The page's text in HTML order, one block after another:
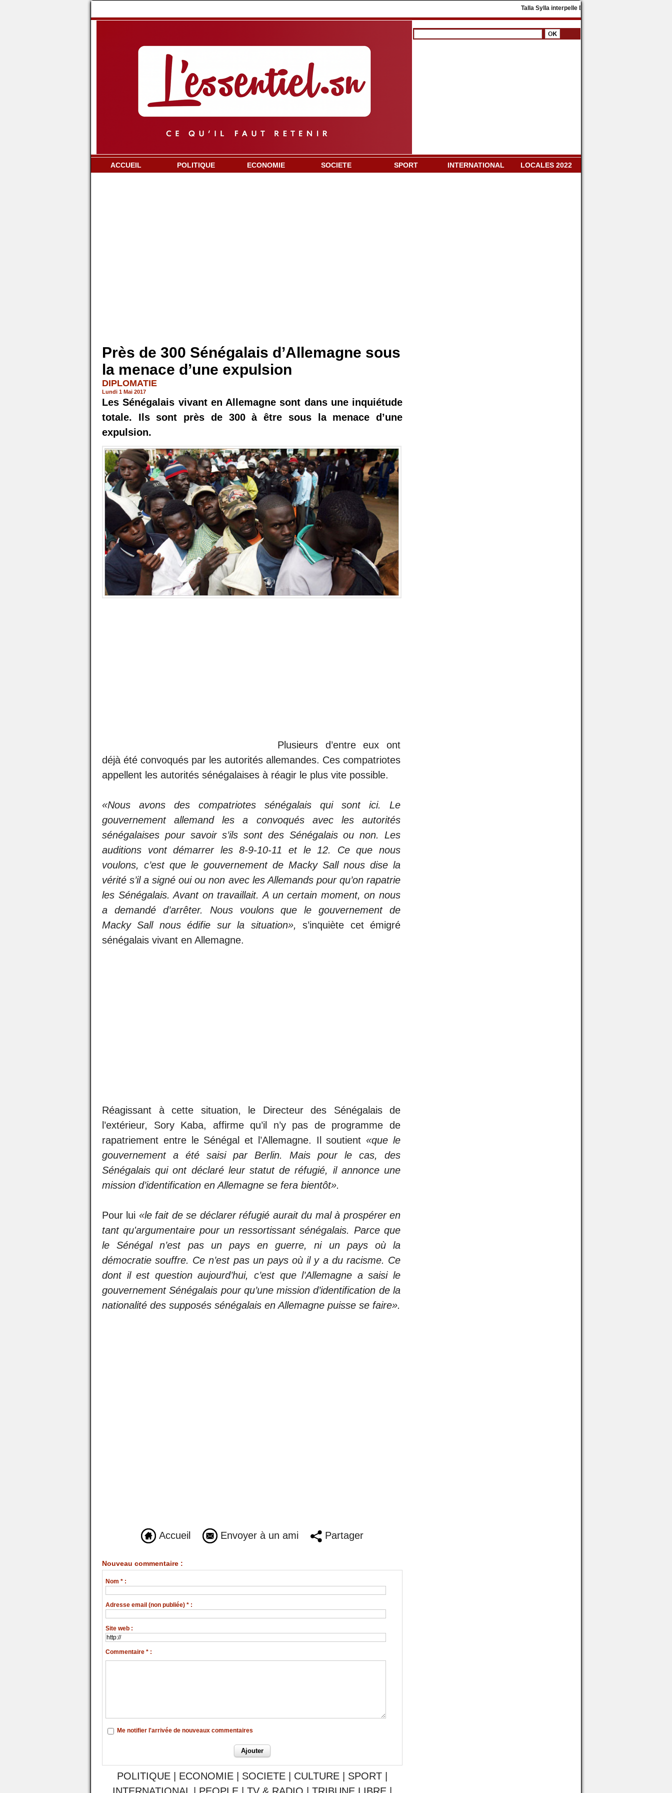
​Talla Sylla interpelle Diomaye Faye : « Il faut dissoudre
ACCUEIL POLITIQUE ECONOMIE SOCIETE SPORT INTERNATIONAL LOCALES 2022
Près de 300 Sénégalais d’Allemagne sous
la menace d’une expulsion
DIPLOMATIE
Lundi 1 Mai 2017
Les Sénégalais vivant en Allemagne sont dans une inquiétude
totale. Ils sont près de 300 à être sous la menace d’une
expulsion.
Plusieurs d’entre eux ont
déjà été convoqués par les autorités allemandes. Ces compatriotes
appellent les autorités sénégalaises à réagir le plus vite possible.
«Nous avons des compatriotes sénégalais qui sont ici. Le
gouvernement allemand les a convoqués avec les autorités
sénégalaises pour savoir s’ils sont des Sénégalais ou non. Les
auditions vont démarrer les 8-9-10-11 et le 12. Ce que nous
voulons, c’est que le gouvernement de Macky Sall nous dise la
vérité s’il a signé oui ou non avec les Allemands pour qu’on rapatrie
les Sénégalais. Avant on travaillait. A un certain moment, on nous
a demandé d’arrêter. Nous voulons que le gouvernement de
Macky Sall nous édifie sur la situation», s’inquiète cet émigré
sénégalais vivant en Allemagne.
Réagissant à cette situation, le Directeur des Sénégalais de
l’extérieur, Sory Kaba, affirme qu’il n’y pas de programme de
rapatriement entre le Sénégal et l’Allemagne. Il soutient«que le
gouvernement a été saisi par Berlin. Mais pour le cas, des
Sénégalais qui ont déclaré leur statut de réfugié, il annonce une
mission d’identification en Allemagne se fera bientôt».
Pour lui «le fait de se déclarer réfugié aurait du mal à prospérer en
tant qu'argumentaire pour un ressortissant sénégalais. Parce que
le Sénégal n’est pas un pays en guerre, ni un pays où la
démocratie souffre. Ce n’est pas un pays où il y a du racisme. Ce
dont il est question aujourd’hui, c’est que l’Allemagne a saisi le
gouvernement Sénégalais pour qu’une mission d’identification de la
nationalité des supposés sénégalais en Allemagne puisse se faire».
Accueil Envoyer à un ami Partager
Nouveau commentaire :
Nom * :
Adresse email (non publiée) * :
Site web :
Commentaire * :
Me notifier l'arrivée de nouveaux commentaires
POLITIQUE ECONOMIE SOCIETE CULTURE SPORT